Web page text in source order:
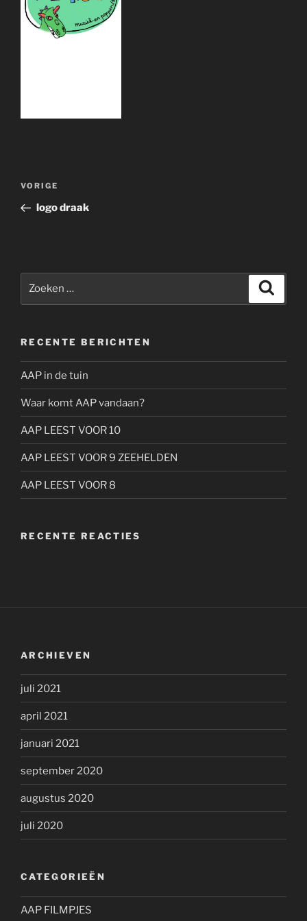
Bericht
Vorig
bericht
VORIGE
logo draak
RECENTE BERICHTEN
AAP in de tuin
Waar komt AAP vandaan?
AAP LEEST VOOR 10
AAP LEEST VOOR 9 ZEEHELDEN
AAP LEEST VOOR 8
RECENTE REACTIES
ARCHIEVEN
juli 2021
april 2021
januari 2021
september 2020
augustus 2020
juli 2020
CATEGORIEËN
AAP FILMPJES